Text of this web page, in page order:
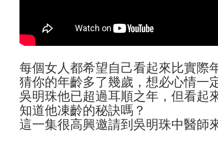
每個女人都希望自己看起來比實際
猜你的年齡多了幾歲，想必心情一
吳明珠他已超過耳順之年，但看起
知道他凍齡的秘訣嗎？
這一集很高興邀請到吳明珠中醫師